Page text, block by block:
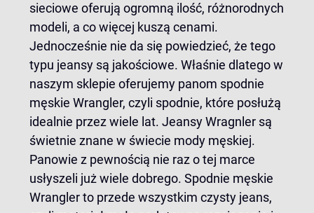
sieciowe oferują ogromną ilość, różnorodnych
modeli, a co więcej kuszą cenami.
Jednocześnie nie da się powiedzieć, że tego
typu jeansy są jakościowe. Właśnie dlatego w
naszym sklepie oferujemy panom spodnie
męskie Wrangler, czyli spodnie, które posłużą
idealnie przez wiele lat. Jeansy Wragnler są
świetnie znane w świecie mody męskiej.
Panowie z pewnością nie raz o tej marce
usłyszeli już wiele dobrego. Spodnie męskie
Wrangler to przede wszystkim czysty jeans,